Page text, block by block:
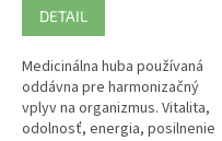
DETAIL
Medicinálna huba používaná
oddávna pre harmonizačný
vplyv na organizmus. Vitalita,
odolnosť, energia, posilnenie